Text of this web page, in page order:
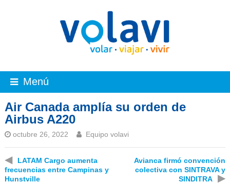
Menú
Air Canada amplía su orden de
Airbus A220
octubre 26, 2022 Equipo volavi
◀
LATAM Cargo aumenta
frecuencias entre Campinas y
Hunstville
Avianca firmó convención
colectiva con SINTRAVA y
SINDITRA
▶